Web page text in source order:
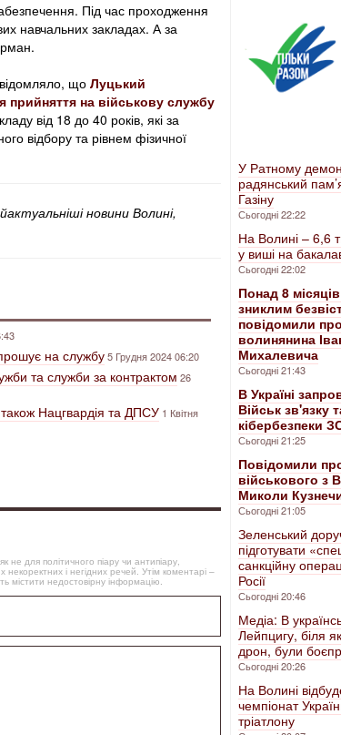
Під час проходження
навчальних закладах. А за
що Луцький
прийняття на військову службу
від 18 до 40 років, які за
відбору та рівнем фізичної
новини Волині,
на службу5 Грудня 2024 06:20
та служби за контрактом 26
Нацгвардія та ДПСУ 1 Квітня
для політичного піару чи антипіару,
і негідних речей. Утім коментарі –
містити недостовірну інформацію.
У Ратному
радянський
Газіну
Сьогодні 22:22
На Волині – 6,6
у виші на
Сьогодні 22:02
Понад 8
зниклим
повідомили
волинянина
Михалевича
Сьогодні 21:43
В Україні
Військ зв'язку
кібербезпеки
Сьогодні 21:25
Повідомили
військового з
Миколи
Сьогодні 21:05
Зеленський
підготувати
санкційну
Росії
Сьогодні 20:46
Медіа: В
Лейпцигу, біля
дрон, були
Сьогодні 20:26
На Волині
чемпіонат
тріатлону